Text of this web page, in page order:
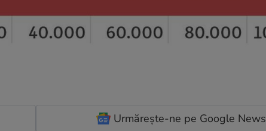
Urmărește-ne pe Google News